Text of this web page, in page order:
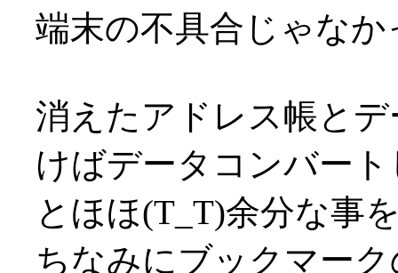
端末の不具合じゃなか
消えたアドレス帳と
けばデータコンバー
とほほ(T_T)余分な事
ちなみにブックマー